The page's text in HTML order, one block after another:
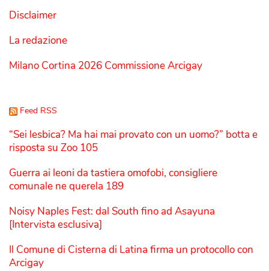
Disclaimer
La redazione
Milano Cortina 2026 Commissione Arcigay
Feed RSS
“Sei lesbica? Ma hai mai provato con un uomo?” botta e
risposta su Zoo 105
Guerra ai leoni da tastiera omofobi, consigliere
comunale ne querela 189
Noisy Naples Fest: dal South fino ad Asayuna
[Intervista esclusiva]
Il Comune di Cisterna di Latina firma un protocollo con
Arcigay